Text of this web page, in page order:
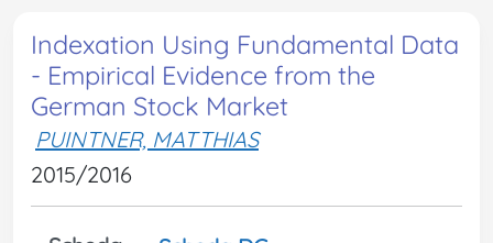
Indexation Using Fundamental Data
- Empirical Evidence from the
German Stock Market
PUINTNER, MATTHIAS
2015/2016